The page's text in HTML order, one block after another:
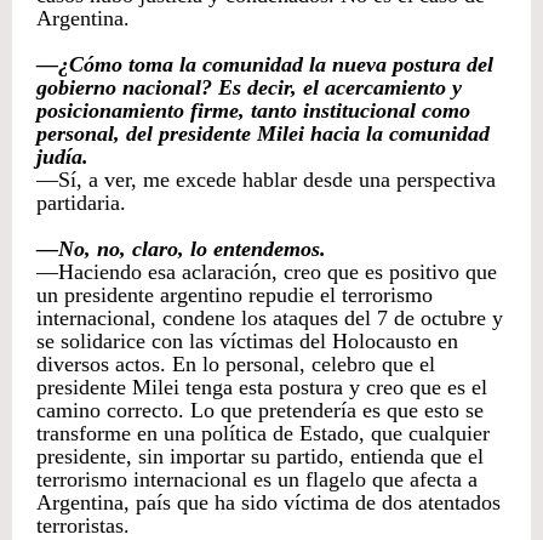
Argentina.
—¿Cómo toma la comunidad la nueva postura del
gobierno nacional? Es decir, el acercamiento y
posicionamiento firme, tanto institucional como
personal, del presidente Milei hacia la comunidad
judía.
—Sí, a ver, me excede hablar desde una perspectiva
partidaria.
—No, no, claro, lo entendemos.
—Haciendo esa aclaración, creo que es positivo que
un presidente argentino repudie el terrorismo
internacional, condene los ataques del 7 de octubre y
se solidarice con las víctimas del Holocausto en
diversos actos. En lo personal, celebro que el
presidente Milei tenga esta postura y creo que es el
camino correcto. Lo que pretendería es que esto se
transforme en una política de Estado, que cualquier
presidente, sin importar su partido, entienda que el
terrorismo internacional es un flagelo que afecta a
Argentina, país que ha sido víctima de dos atentados
terroristas.